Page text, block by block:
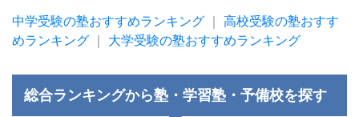
中学受験の塾おすすめランキング
高校受験の塾おすす
めランキング
大学受験の塾おすすめランキング
総合ランキングから塾・学習塾・予備校を探す